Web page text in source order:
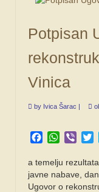
Potpisan
Vinica
by Ivica Šarac |
FacebookViber
a temelju
javne nabave,
Ugovor o